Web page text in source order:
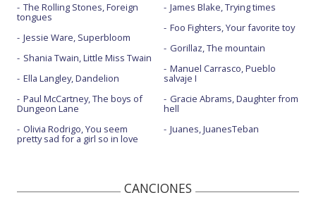
The Rolling Stones, Foreign
tongues
Jessie Ware, Superbloom
Shania Twain, Little Miss Twain
Ella Langley, Dandelion
Paul McCartney, The boys of
Dungeon Lane
Olivia Rodrigo, You seem
pretty sad for a girl so in love
James Blake, Trying times
Foo Fighters, Your favorite toy
Gorillaz, The mountain
Manuel Carrasco, Pueblo
salvaje I
Gracie Abrams, Daughter from
hell
Juanes, JuanesTeban
CANCIONES